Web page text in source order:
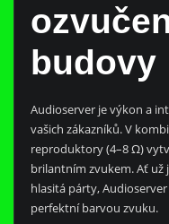
budovy
Audioserver je výkon a
vašich zákazníků. V
reproduktory (4–8 Ω)
brilantním zvukem. Ať už
hlasitá párty,
perfektní barvou zvuku.